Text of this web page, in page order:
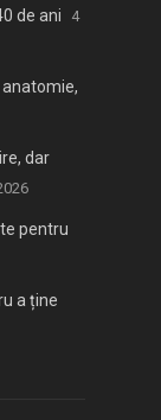
de ani
4
dar
pentru
a ține